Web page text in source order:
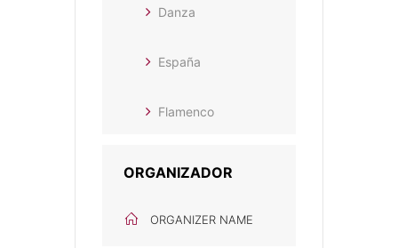
Danza
España
Flamenco
ORGANIZADOR
ORGANIZER NAME